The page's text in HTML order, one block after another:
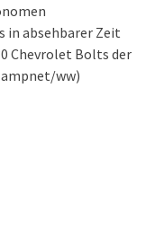
in absehbarer Zeit
Chevrolet Bolts der
ww)